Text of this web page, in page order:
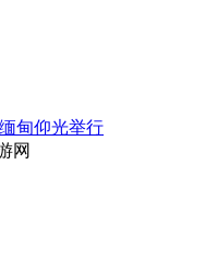
甸仰光举行
网